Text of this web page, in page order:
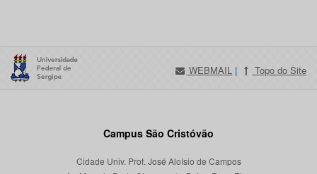
WEBMAIL | Topo do Site
Campus São Cristóvão
Cidade Univ. Prof. José Aloísio de Campos